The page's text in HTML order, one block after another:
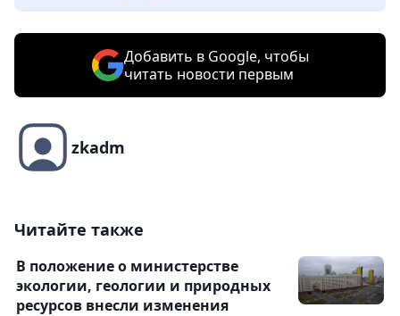
Добавить в Google, чтобы
читать новости первым
zkadm
Читайте также
В положение о министерстве
экологии, геологии и природных
ресурсов внесли изменения